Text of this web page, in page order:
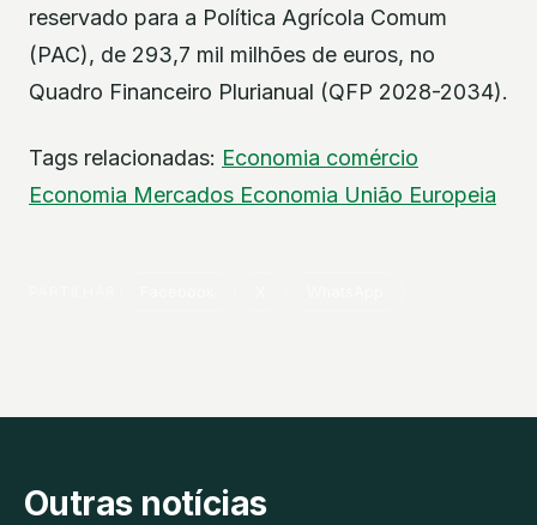
reservado para a Política Agrícola Comum
(PAC), de 293,7 mil milhões de euros, no
Quadro Financeiro Plurianual (QFP 2028-2034).
Tags relacionadas: Economia comércio
Economia Mercados Economia União Europeia
Outras notícias